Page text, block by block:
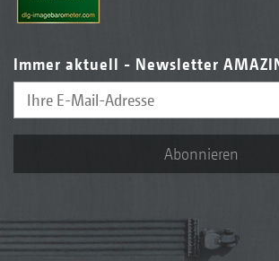
Immer aktuell - Newsletter
Abonnieren